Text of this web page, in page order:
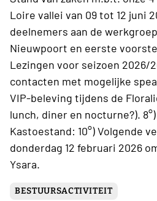
Loire vallei van 09 tot 12 juni
deelnemers aan de
Nieuwpoort en eerste
Lezingen voor seizoen 2026/
contacten met mogelijke
VIP-beleving tijdens de
lunch, diner en nocturne?).
Kastoestand: 10°) Volgende
donderdag 12 februari 2026
Ysara.
BESTUURSACTIVITEIT